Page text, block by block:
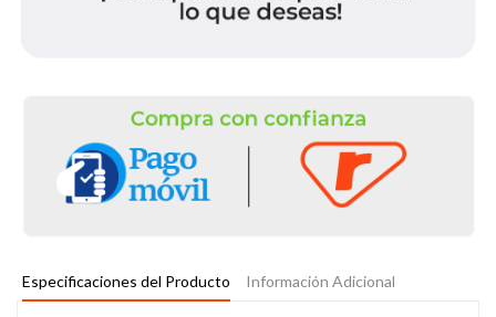
Especificaciones del Producto Información Adicional